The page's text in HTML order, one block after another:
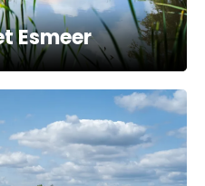
Esmeer